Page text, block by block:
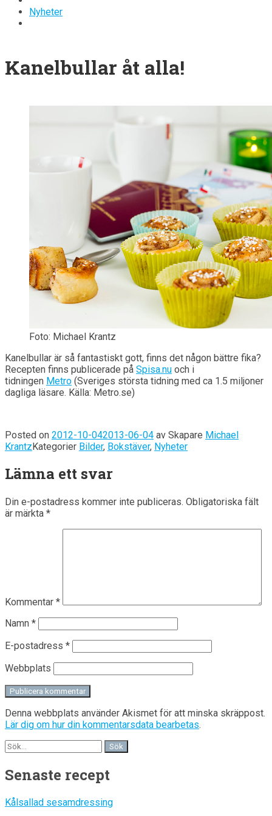
Nyheter
Kanelbullar åt alla!
Foto: Michael Krantz
Kanelbullar är så fantastiskt gott, finns det någon bättre fika?
Recepten finns publicerade på Spisa.nu och i
tidningen Metro (Sveriges största tidning med ca 1.5 miljoner
dagliga läsare. Källa: Metro.se)
Posted on 2012-10-042013-06-04 av Skapare Michael
KrantzKategorier Bilder, Bokstäver, Nyheter
Lämna ett svar
Din e-postadress kommer inte publiceras. Obligatoriska fält
är märkta *
Kommentar *
Namn *
E-postadress *
Webbplats
Denna webbplats använder Akismet för att minska skräppost.
Lär dig om hur din kommentarsdata bearbetas.
Senaste recept
Kålsallad sesamdressing